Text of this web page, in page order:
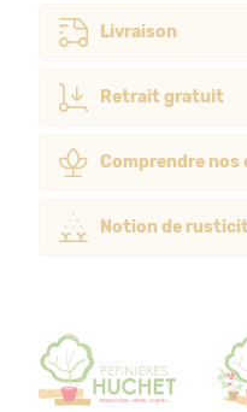
Livraison
Retrait gratuit
Comprendre
Notion de